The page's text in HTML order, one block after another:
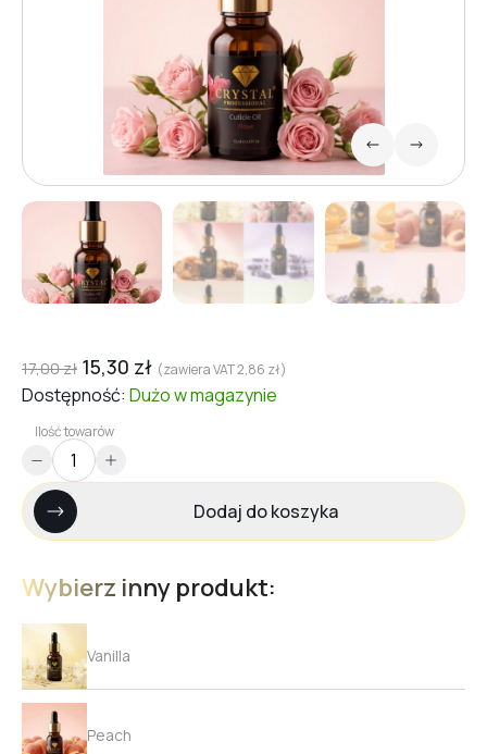
17,00zł 15,30 zł (zawiera VAT2,86 zł)
Dostępność: Dużow magazynie
Ilość towarów
Dodaj do koszyka
Wybierz inny produkt:
Vanilla
Peach